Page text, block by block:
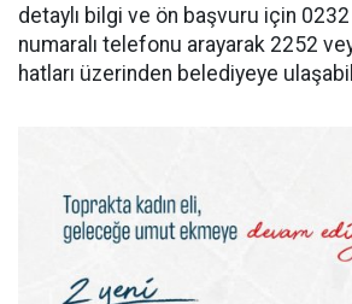
detaylı bilgi ve ön başvuru için
numaralı telefonu arayarak 2252
hatları üzerinden belediyeye